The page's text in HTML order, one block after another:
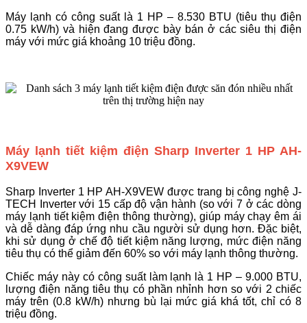
Máy lạnh có công suất là 1 HP – 8.530 BTU (tiêu thụ điện
0.75 kW/h) và hiện đang được bày bán ở các siêu thị điện
máy với mức giá khoảng 10 triệu đồng.
Máy lạnh tiết kiệm điện Sharp Inverter 1 HP AH-
X9VEW
Sharp Inverter 1 HP AH-X9VEW được trang bị công nghệ J-
TECH Inverter với 15 cấp độ vận hành (so với 7 ở các dòng
máy lạnh tiết kiệm điện thông thường), giúp máy chạy êm ái
và dễ dàng đáp ứng nhu cầu người sử dụng hơn. Đặc biệt,
khi sử dụng ở chế độ tiết kiệm năng lượng, mức điện năng
tiêu thụ có thể giảm đến 60% so với máy lạnh thông thường.
Chiếc máy này có công suất làm lạnh là 1 HP – 9.000 BTU,
lượng điện năng tiêu thụ có phần nhỉnh hơn so với 2 chiếc
máy trên (0.8 kW/h) nhưng bù lại mức giá khá tốt, chỉ có 8
triệu đồng.